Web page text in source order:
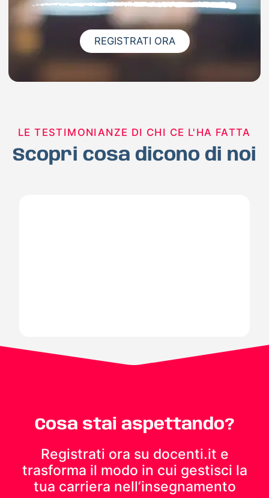
REGISTRATI ORA
LE TESTIMONIANZE DI CHI CE L'HA FATTA
Scopri cosa dicono di noi
Cosa stai aspettando?
Registrati ora su docenti.it e
trasforma il modo in cui gestisci la
tua carriera nell’insegnamento